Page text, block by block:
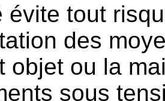
évite tout
des
objet ou la
sous